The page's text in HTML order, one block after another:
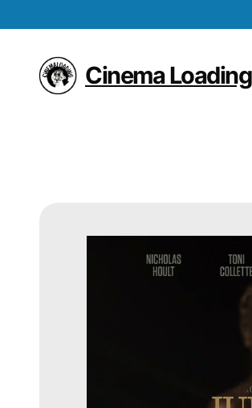
Cinema Loading